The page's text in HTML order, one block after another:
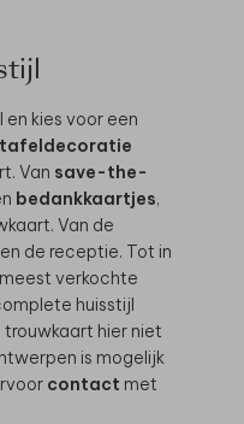
kies voor een
tafeldecoratie
Van save-the-
bedankkaartjes,
Van de
de receptie. Tot in
verkochte
huisstijl
hier niet
is mogelijk
contact met